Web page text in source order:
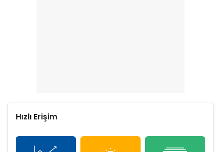
Hızlı Erişim